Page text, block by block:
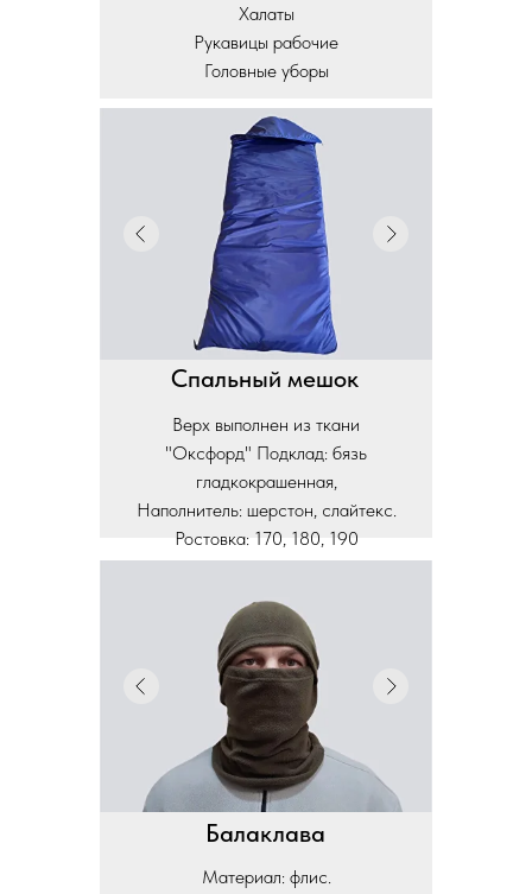
Халаты
Рукавицы рабочие
Головные уборы
Спальный мешок
Верх выполнен из ткани
"Оксфорд" Подклад: бязь
гладкокрашенная,
Наполнитель: шерстон, слайтекс.
Ростовка: 170, 180, 190
Балаклава
Материал: флис.